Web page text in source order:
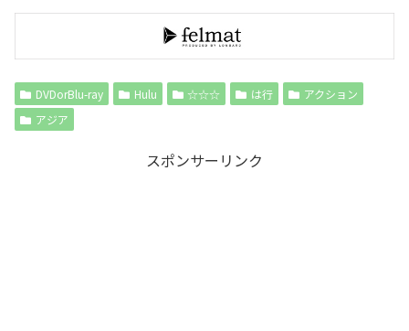
DVDorBlu-ray Hulu ☆☆☆ は行
アクション
アジア
スポンサーリンク